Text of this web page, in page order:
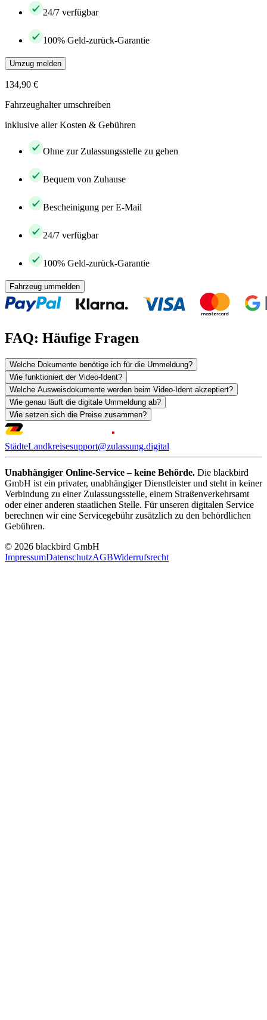
24/7 verfügbar
100% Geld-zurück-Garantie
Umzug melden
134,90 €
Fahrzeughalter umschreiben
inklusive aller Kosten & Gebühren
Ohne zur Zulassungsstelle zu gehen
Bequem von Zuhause
Bescheinigung per E-Mail
24/7 verfügbar
100% Geld-zurück-Garantie
Fahrzeug ummelden
FAQ: Häufige Fragen
Welche Dokumente benötige ich für die Ummeldung?
Wie funktioniert der Video-Ident?
Welche Ausweisdokumente werden beim Video-Ident akzeptiert?
Wie genau läuft die digitale Ummeldung ab?
Wie setzen sich die Preise zusammen?
StädteLandkreisesupport@zulassung.digital
Unabhängiger Online-Service – keine Behörde. Die blackbird
GmbH ist ein privater, unabhängiger Dienstleister und steht in keiner
Verbindung zu einer Zulassungsstelle, einem Straßenverkehrsamt
oder einer anderen staatlichen Stelle. Für unseren digitalen Service
berechnen wir eine Servicegebühr zusätzlich zu den behördlichen
Gebühren.
© 2026 blackbird GmbH
ImpressumDatenschutzAGBWiderrufsrecht